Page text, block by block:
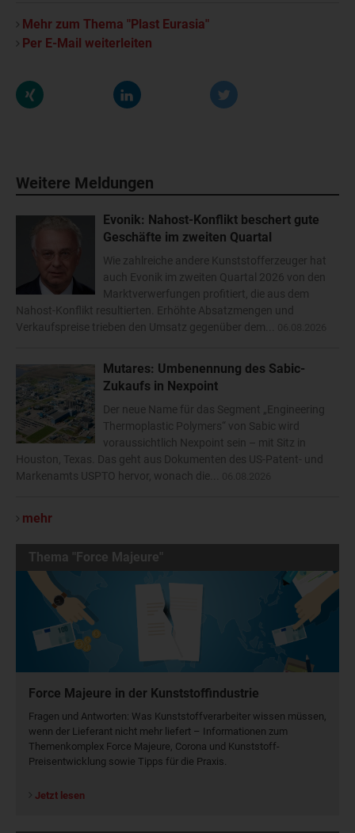
Mehr zum Thema "Plast Eurasia"
Per E-Mail weiterleiten
Weitere Meldungen
Evonik: Nahost-Konflikt beschert gute
Geschäfte im zweiten Quartal
Wie zahlreiche andere Kunststofferzeuger hat
auch Evonik im zweiten Quartal 2026 von den
Marktverwerfungen profitiert, die aus dem
Nahost-Konflikt resultierten. Erhöhte Absatzmengen und
Verkaufspreise trieben den Umsatz gegenüber dem...
Mutares: Umbenennung des Sabic-
Zukaufs in Nexpoint
Der neue Name für das Segment „Engineering
Thermoplastic Polymers“ von Sabic wird
voraussichtlich Nexpoint sein – mit Sitz in
Houston, Texas. Das geht aus Dokumenten des US-Patent- und
Markenamts USPTO hervor, wonach die...
mehr
Thema "Force Majeure"
Force Majeure in der Kunststoffindustrie
Fragen und Antworten: Was Kunst­stoff­verarbeiter wissen müssen,
wenn der Lieferant nicht mehr liefert – Informationen zum
Themenkomplex Force Majeure, Corona und Kunststoff-
Preisentwicklung sowie Tipps für die Praxis.
Jetzt lesen